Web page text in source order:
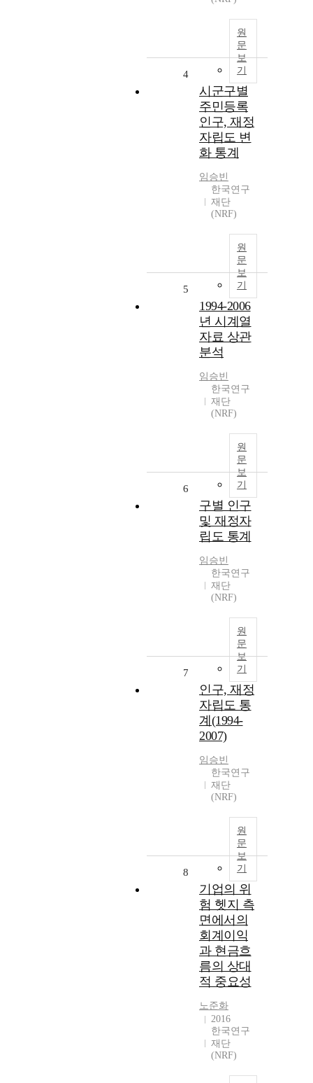
원
문
보
기
4
시군구별
주민등록
인구, 재정
자립도 변
화 통계
임승빈
한국연구
재단
(NRF)
원
문
보
기
5
1994-2006
년 시계열
자료 상관
분석
임승빈
한국연구
재단
(NRF)
원
문
보
기
6
구별 인구
및 재정자
립도 통계
임승빈
한국연구
재단
(NRF)
원
문
보
기
7
인구, 재정
자립도 통
계(1994-
2007)
임승빈
한국연구
재단
(NRF)
원
문
보
기
8
기업의 위
험 헷지 측
면에서의
회계이익
과 현금흐
름의 상대
적 중요성
노준화
2016
한국연구
재단
(NRF)